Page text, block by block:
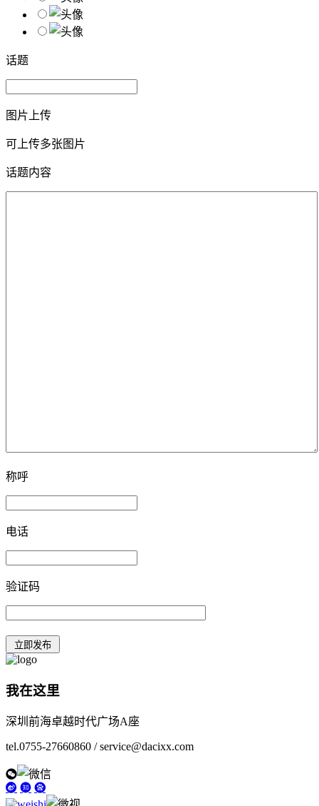
话题
图片上传
可上传多张图片
话题内容
称呼
电话
验证码
我在这里
深圳前海卓越时代广场A座
tel.0755-27660860 / service@dacixx.com